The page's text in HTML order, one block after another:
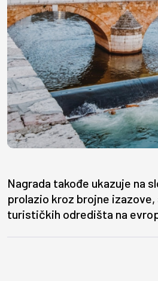
Nagrada takođe ukazuje na
prolazio kroz brojne
turističkih odredišta na